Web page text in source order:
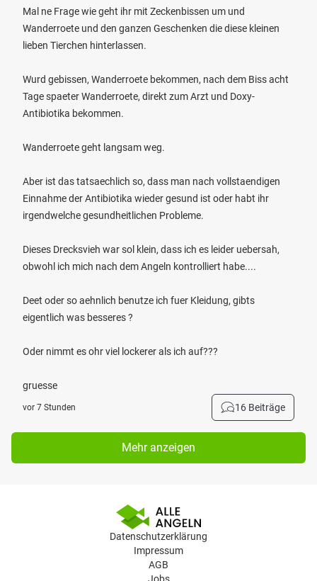
Mal ne Frage wie geht ihr mit Zeckenbissen um und
Wanderroete und den ganzen Geschenken die diese kleinen
lieben Tierchen hinterlassen.
Wurd gebissen, Wanderroete bekommen, nach dem Biss acht
Tage spaeter Wanderroete, direkt zum Arzt und Doxy-
Antibiotika bekommen.
Wanderroete geht langsam weg.
Aber ist das tatsaechlich so, dass man nach vollstaendigen
Einnahme der Antibiotika wieder gesund ist oder habt ihr
irgendwelche gesundheitlichen Probleme.
Dieses Drecksvieh war sol klein, dass ich es leider uebersah,
obwohl ich mich nach dem Angeln kontrolliert habe....
Deet oder so aehnlich benutze ich fuer Kleidung, gibts
eigentlich was besseres ?
Oder nimmt es ohr viel lockerer als ich auf???
gruesse
vor 7 Stunden 16 Beiträge
Mehr anzeigen
Datenschutzerklärung
Impressum
AGB